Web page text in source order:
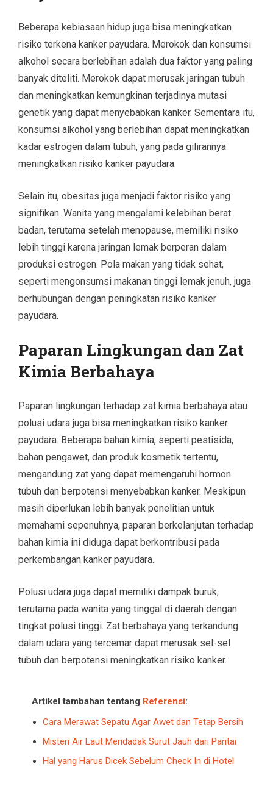
Beberapa kebiasaan hidup juga bisa meningkatkan
risiko terkena kanker payudara. Merokok dan konsumsi
alkohol secara berlebihan adalah dua faktor yang paling
banyak diteliti. Merokok dapat merusak jaringan tubuh
dan meningkatkan kemungkinan terjadinya mutasi
genetik yang dapat menyebabkan kanker. Sementara itu,
konsumsi alkohol yang berlebihan dapat meningkatkan
kadar estrogen dalam tubuh, yang pada gilirannya
meningkatkan risiko kanker payudara.
Selain itu, obesitas juga menjadi faktor risiko yang
signifikan. Wanita yang mengalami kelebihan berat
badan, terutama setelah menopause, memiliki risiko
lebih tinggi karena jaringan lemak berperan dalam
produksi estrogen. Pola makan yang tidak sehat,
seperti mengonsumsi makanan tinggi lemak jenuh, juga
berhubungan dengan peningkatan risiko kanker
payudara.
Paparan Lingkungan dan Zat
Kimia Berbahaya
Paparan lingkungan terhadap zat kimia berbahaya atau
polusi udara juga bisa meningkatkan risiko kanker
payudara. Beberapa bahan kimia, seperti pestisida,
bahan pengawet, dan produk kosmetik tertentu,
mengandung zat yang dapat memengaruhi hormon
tubuh dan berpotensi menyebabkan kanker. Meskipun
masih diperlukan lebih banyak penelitian untuk
memahami sepenuhnya, paparan berkelanjutan terhadap
bahan kimia ini diduga dapat berkontribusi pada
perkembangan kanker payudara.
Polusi udara juga dapat memiliki dampak buruk,
terutama pada wanita yang tinggal di daerah dengan
tingkat polusi tinggi. Zat berbahaya yang terkandung
dalam udara yang tercemar dapat merusak sel-sel
tubuh dan berpotensi meningkatkan risiko kanker.
Artikel tambahan tentang Referensi:
Cara Merawat Sepatu Agar Awet dan Tetap Bersih
Misteri Air Laut Mendadak Surut Jauh dari Pantai
Hal yang Harus Dicek Sebelum Check In di Hotel